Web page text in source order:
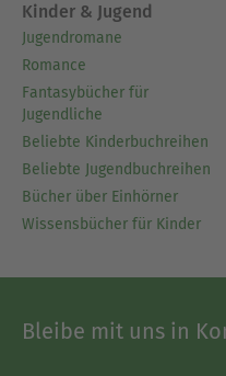
Kinder & Jugend
Jugendromane
Romance
Fantasybücher für
Jugendliche
Beliebte Kinderbuchreihen
Beliebte Jugendbuchreihen
Bücher über Einhörner
Wissensbücher für Kinder
Bleibe mit uns in